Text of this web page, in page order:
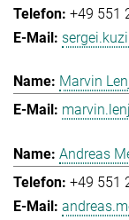
+49 551
Marvin
Andreas
+49 551